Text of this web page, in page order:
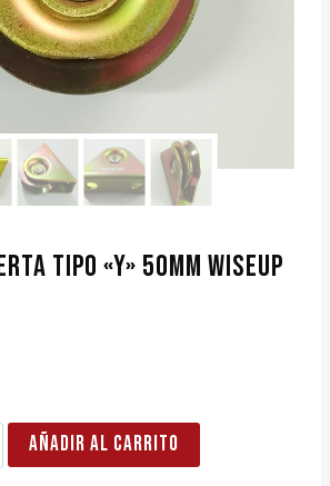
TIPO «Y» 50MM WISEUP
AÑADIR AL CARRITO